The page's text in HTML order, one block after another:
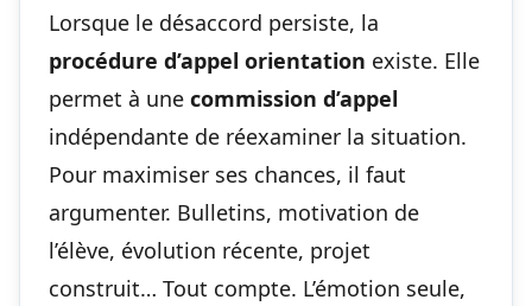
Lorsque le désaccord persiste, la
procédure d’appel orientation existe. Elle
permet à une commission d’appel
indépendante de réexaminer la situation.
Pour maximiser ses chances, il faut
argumenter. Bulletins, motivation de
l’élève, évolution récente, projet
construit… Tout compte. L’émotion seule,